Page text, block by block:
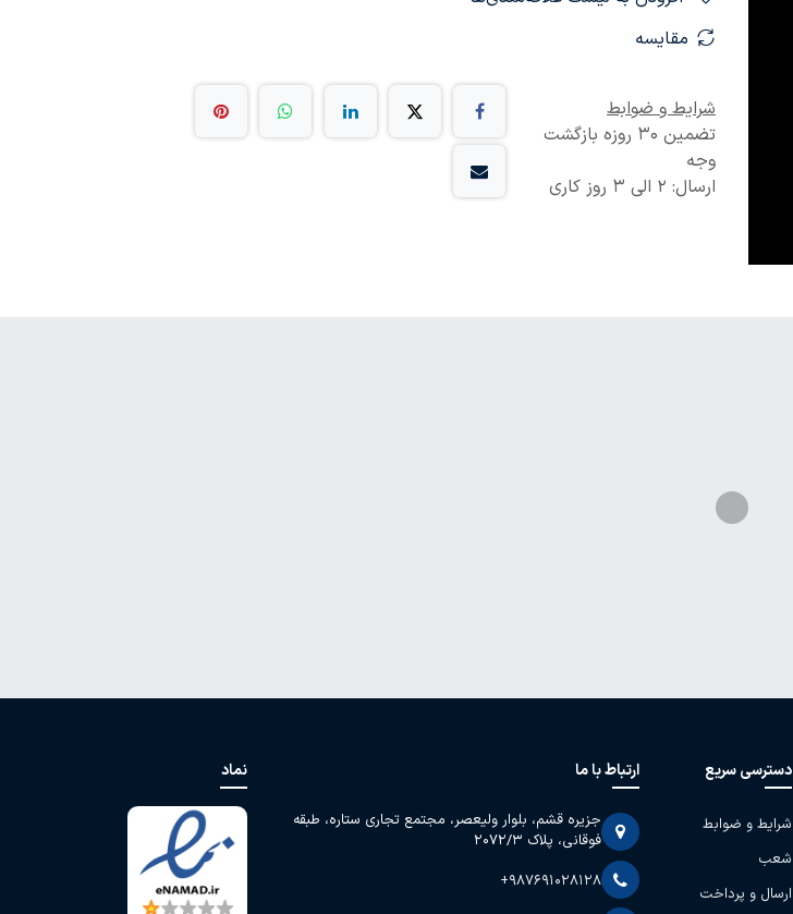
مقایسه
شرایط و ضوابط
تضمین 30 روزه بازگشت
وجه
ارسال: 2 الی 3 روز کاری
دسترسی سریع
شرایط و ضوابط
شعب
ارسال و پرداخت
ارتباط با ما
جزیره قشم، بلوار ولیعصر، مجتمع تجاری ستاره، طبقه
فوقانی، پلاک 2072/3
+987691028128
نماد